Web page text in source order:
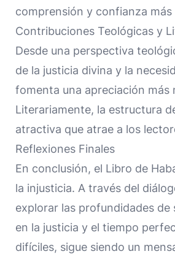
comprensión y confianza
Contribuciones Teológicas y
Desde una perspectiva
de la justicia divina y la
fomenta una apreciación más
Literariamente, la estructura
atractiva que atrae a los
Reflexiones Finales
En conclusión, el Libro de
la injusticia. A través del
explorar las profundidades
en la justicia y el tiempo
difíciles, sigue siendo un